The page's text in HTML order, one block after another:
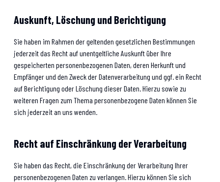
Auskunft, Löschung und Berichtigung
Sie haben im Rahmen der geltenden gesetzlichen Bestimmungen
jederzeit das Recht auf unentgeltliche Auskunft über Ihre
gespeicherten personenbezogenen Daten, deren Herkunft und
Empfänger und den Zweck der Datenverarbeitung und ggf. ein Recht
auf Berichtigung oder Löschung dieser Daten. Hierzu sowie zu
weiteren Fragen zum Thema personenbezogene Daten können Sie
sich jederzeit an uns wenden.
Recht auf Einschränkung der Verarbeitung
Sie haben das Recht, die Einschränkung der Verarbeitung Ihrer
personenbezogenen Daten zu verlangen. Hierzu können Sie sich